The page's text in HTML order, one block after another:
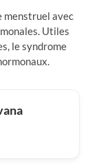
menstruel avec
Utiles
le syndrome